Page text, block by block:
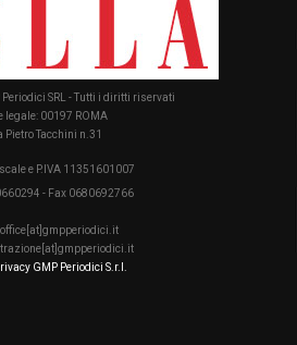
SRL - Tutti i diritti riservati
legale: 00197 ROMA
Pietro Tacchini n.31
e P.IVA 11351601007
- Fax 0680692766
GMP Periodici S.r.l.